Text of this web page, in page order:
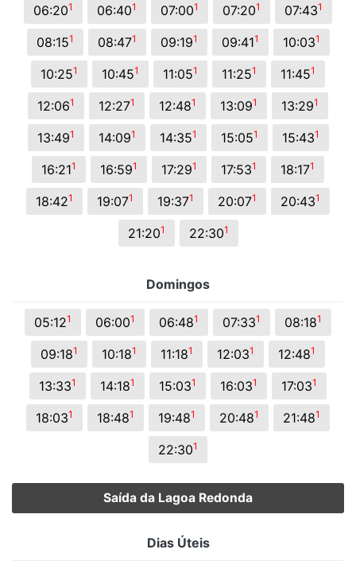
06:201 06:401 07:001 07:201 07:431
08:151 08:471 09:191 09:411 10:031
10:251 10:451 11:051 11:251 11:451
12:061 12:271 12:481 13:091 13:291
13:491 14:091 14:351 15:051 15:431
16:211 16:591 17:291 17:531 18:171
18:421 19:071 19:371 20:071 20:431
21:201 22:301
Domingos
05:121 06:001 06:481 07:331 08:181
09:181 10:181 11:181 12:031 12:481
13:331 14:181 15:031 16:031 17:031
18:031 18:481 19:481 20:481 21:481
22:301
Saída da Lagoa Redonda
Dias Úteis